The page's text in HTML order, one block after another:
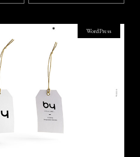
WordPress